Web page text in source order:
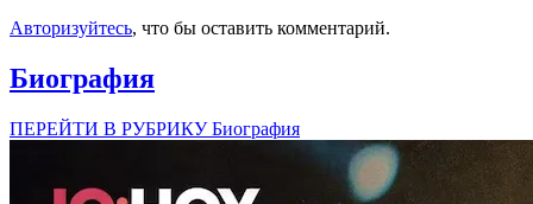
Авторизуйтесь, что бы оставить комментарий.
Биография
ПЕРЕЙТИ В РУБРИКУ Биография